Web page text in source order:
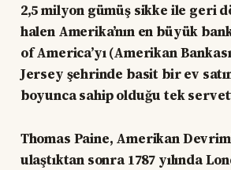
2,5 milyon gümüş sikke ile geri
halen Amerika’nın en büyük
of America’yı (Amerikan
Jersey şehrinde basit bir ev
boyunca sahip olduğu tek
Thomas Paine, Amerikan
ulaştıktan sonra 1787 yılında